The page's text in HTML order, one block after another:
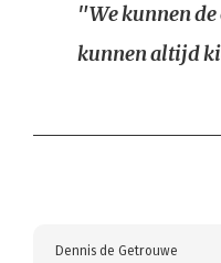
"We kunnen
kunnen altijd
Dennis de Getrouwe